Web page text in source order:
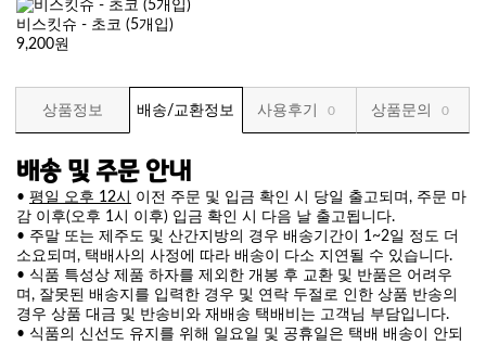
비스킷슈 - 초코 (5개입)
9,200원
상품정보 배송/교환정보 사용후기 0 상품문의 0
배송 및 주문 안내
• 평일 오후 12시
이전 주문 및 입금 확인 시 당일 출고되며, 주문 마
감 이후(오후 1시 이후) 입금 확인 시 다음 날 출고됩니다.
• 주말 또는 제주도 및 산간지방의 경우 배송기간이 1~2일 정도 더
소요되며, 택배사의 사정에 따라 배송이 다소 지연될 수 있습니다.
• 식품 특성상 제품 하자를 제외한 개봉 후 교환 및 반품은 어려우
며, 잘못된 배송지를 입력한 경우 및 연락 두절로 인한 상품 반송의
경우 상품 대금 및 반송비와 재배송 택배비는 고객님 부담입니다.
• 식품의 신선도 유지를 위해 일요일 및 공휴일은 택배 배송이 안되